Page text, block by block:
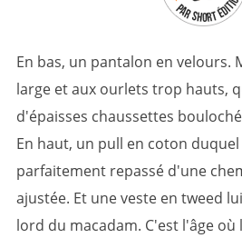
En bas, un pantalon en velours.
large et aux ourlets trop hauts,
d'épaisses chaussettes
En haut, un pull en coton
parfaitement repassé d'une
ajustée. Et une veste en tweed
lord du macadam. C'est l'âge où